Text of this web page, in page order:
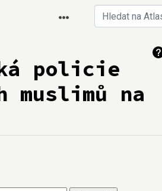
policie
na